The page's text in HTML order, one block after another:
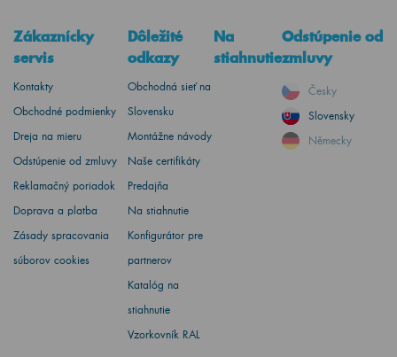
Zákaznícky
servis
Kontakty
Obchodné podmienky
Dreja na mieru
Odstúpenie od zmluvy
Reklamačný poriadok
Doprava a platba
Zásady spracovania
súborov cookies
Dôležité
odkazy
Obchodná sieť na
Slovensku
Montážne návody
Naše certifikáty
Predajňa
Na stiahnutie
Konfigurátor pre
partnerov
Katalóg na
stiahnutie
Vzorkovník RAL
Na
stiahnutie
Odstúpenie od
zmluvy
Česky
Slovensky
Německy